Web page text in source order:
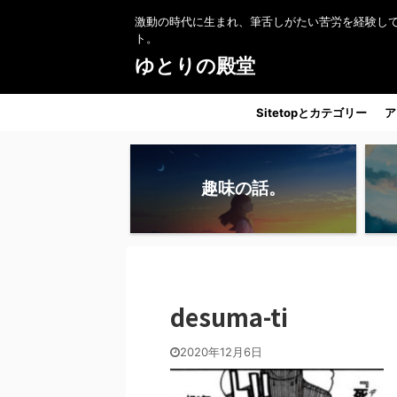
激動の時代に生まれ、筆舌しがたい苦労を経験し
ト。
ゆとりの殿堂
Sitetopとカテゴリー
趣味の話。
desuma-ti
2020年12月6日